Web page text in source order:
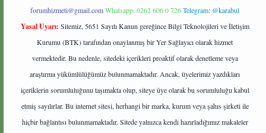
forumhizmeti@gmail.comWhatsapp: 0262 606 0 726Telegram: @karabul
Yasal Uyarı: Sitemiz, 5651 Sayılı Kanun gereğince Bilgi Teknolojileri ve İletişim
Kurumu (BTK) tarafından onaylanmış bir Yer Sağlayıcı olarak hizmet
vermektedir. Bu nedenle, sitedeki içerikleri proaktif olarak denetleme veya
araştırma yükümlülüğümüz bulunmamaktadır. Ancak, üyelerimiz yazdıkları
içeriklerin sorumluluğunu taşımakta olup, siteye üye olarak bu sorumluluğu kabul
etmiş sayılırlar. Bu internet sitesi, herhangi bir marka, kurum veya şahıs şirketi ile
hiçbir bağlantısı bulunmamaktadır. Sitede yalnızca kendi hazırladığımız makaleler